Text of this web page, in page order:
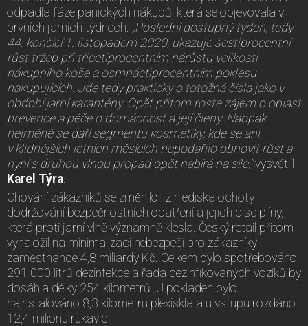
odpadla fáze panických nákupů, která se objevovala v
prvních jarních týdnech. „Poslední dostupný týden, tedy
44. končící 1. listopadem 2020, ukazuje šestiprocentní
růst tržeb při třicetiprocentním nárůstu velikosti
nákupního koše a osmnáctiprocentním poklesu
nakupujících. Jde tedy prakticky o totožná čísla jako v
období jarní karantény. Opět přitom roste zájem o oblast
prevence a péče o domácnost a její členy. Naopak
nejméně se daří segmentu kosmetiky, kde se ani
v klidnějších letních měsících nepodařilo obnovit růst a
nyní s druhou vlnou propad opět nabírá na síle,“vysvětlil
Karel Týra
Chování zákazníků se změnilo i z hlediska ochoty
dodržování bezpečnostních opatření a jejich disciplíny,
která proti jarní vlně významně klesla. Český retail přitom
vynaložil na minimalizaci nebezpečí pro zákazníky i
zaměstnance 4,8 miliardy Kč. Celkem bylo spotřebováno
291 000 litrů dezinfekce a řada dezinfikovaných vozíků by
dosáhla délky 254 kilometrů. U pokladen bylo
nainstalováno 8,3 kilometru plexiskla a u vstupu rozdáno
12,4 milionu rukavic.